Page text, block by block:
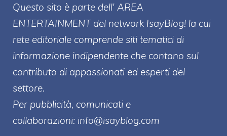
Questo sito è parte dell' AREA
ENTERTAINMENT del network IsayBlog! la cui
rete editoriale comprende siti tematici di
informazione indipendente che contano sul
contributo di appassionati ed esperti del
settore.
Per pubblicità, comunicati e
collaborazioni: info@isayblog.com